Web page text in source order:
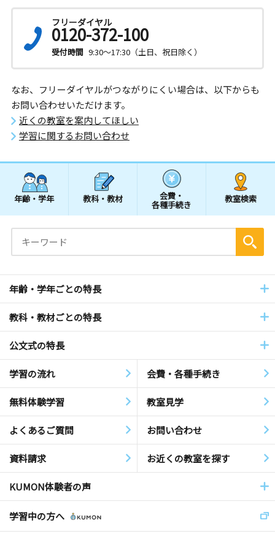
フリーダイヤル
0120-372-100
受付時間 9:30～17:30（土日、祝日除く）
なお、フリーダイヤルがつながりにくい場合は、以下からも
お問い合わせいただけます。
近くの教室を案内してほしい
学習に関するお問い合わせ
年齢・学年 教科・教材 会費・
各種手続き
教室検索
年齢・学年ごとの特長
教科・教材ごとの特長
公文式の特長
学習の流れ 会費・各種手続き
無料体験学習 教室見学
よくあるご質問 お問い合わせ
資料請求 お近くの教室を探す
KUMON体験者の声
学習中の方へ